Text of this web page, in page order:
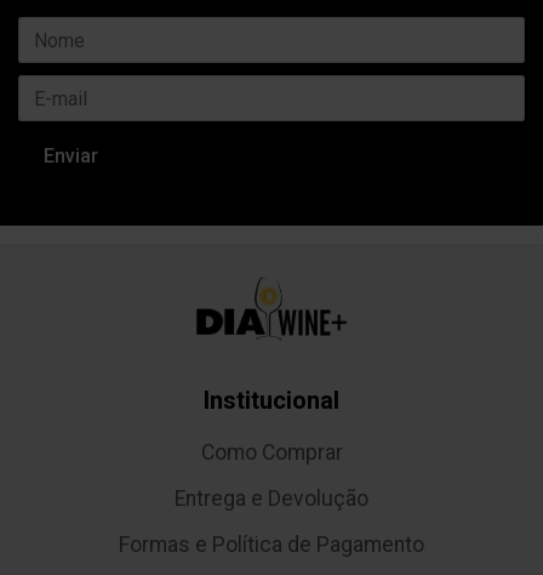
Institucional
Como Comprar
Entrega e Devolução
Formas e Política de Pagamento